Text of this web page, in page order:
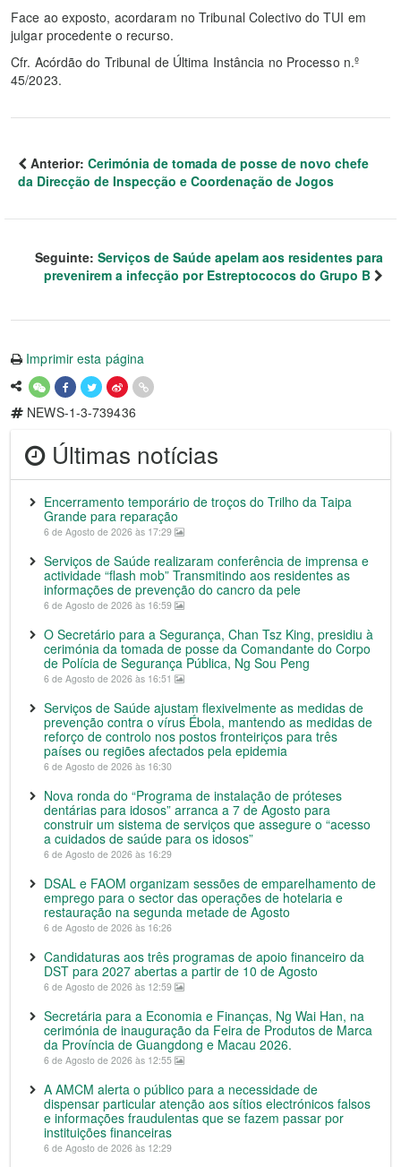
Face ao exposto, acordaram no Tribunal Colectivo do TUI em
julgar procedente o recurso.
Cfr. Acórdão do Tribunal de Última Instância no Processo n.º
45/2023.
Anterior: Cerimónia de tomada de posse de novo chefe
da Direcção de Inspecção e Coordenação de Jogos
Seguinte: Serviços de Saúde apelam aos residentes para
prevenirem a infecção por Estreptococos do Grupo B
Imprimir esta página
NEWS-1-3-739436
Últimas notícias
Encerramento temporário de troços do Trilho da Taipa
Grande para reparação
6 de Agosto de 2026 às 17:29
Serviços de Saúde realizaram conferência de imprensa e
actividade “flash mob” Transmitindo aos residentes as
informações de prevenção do cancro da pele
6 de Agosto de 2026 às 16:59
O Secretário para a Segurança, Chan Tsz King, presidiu à
cerimónia da tomada de posse da Comandante do Corpo
de Polícia de Segurança Pública, Ng Sou Peng
6 de Agosto de 2026 às 16:51
Serviços de Saúde ajustam flexivelmente as medidas de
prevenção contra o vírus Ébola, mantendo as medidas de
reforço de controlo nos postos fronteiriços para três
países ou regiões afectados pela epidemia
6 de Agosto de 2026 às 16:30
Nova ronda do “Programa de instalação de próteses
dentárias para idosos” arranca a 7 de Agosto para
construir um sistema de serviços que assegure o “acesso
a cuidados de saúde para os idosos”
6 de Agosto de 2026 às 16:29
DSAL e FAOM organizam sessões de emparelhamento de
emprego para o sector das operações de hotelaria e
restauração na segunda metade de Agosto
6 de Agosto de 2026 às 16:26
Candidaturas aos três programas de apoio financeiro da
DST para 2027 abertas a partir de 10 de Agosto
6 de Agosto de 2026 às 12:59
Secretária para a Economia e Finanças, Ng Wai Han, na
cerimónia de inauguração da Feira de Produtos de Marca
da Província de Guangdong e Macau 2026.
6 de Agosto de 2026 às 12:55
A AMCM alerta o público para a necessidade de
dispensar particular atenção aos sítios electrónicos falsos
e informações fraudulentas que se fazem passar por
instituições financeiras
6 de Agosto de 2026 às 12:29